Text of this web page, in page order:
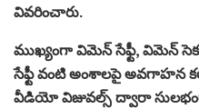
వివరించారు.
ముఖ్యంగా విమెన్ సేఫ్టీ, విమెన్
సేఫ్టీ వంటి అంశాలపై అవగాహన
వీడియో విజువల్స్ ద్వారా